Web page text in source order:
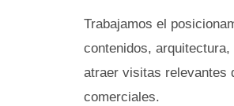
Trabajamos el
contenidos,
atraer visitas relevantes
comerciales.